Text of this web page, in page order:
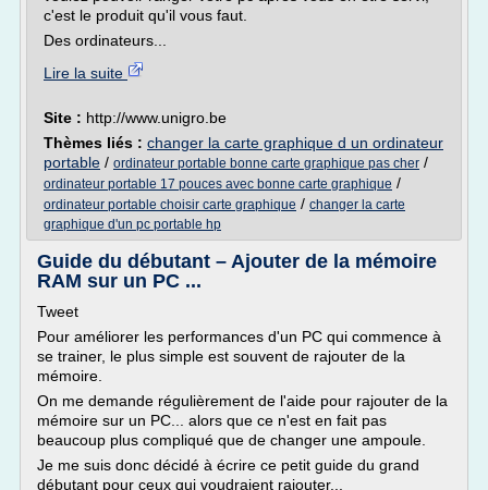
c'est le produit qu'il vous faut.
Des ordinateurs...
Lire la suite
Site : http://www.unigro.be
Thèmes liés : changer la carte graphique d un ordinateur
portable / ordinateur portable bonne carte graphique pas cher /
ordinateur portable 17 pouces avec bonne carte graphique /
ordinateur portable choisir carte graphique / changer la carte
graphique d'un pc portable hp
Guide du débutant – Ajouter de la mémoire
RAM sur un PC ...
Tweet
Pour améliorer les performances d'un PC qui commence à
se trainer, le plus simple est souvent de rajouter de la
mémoire.
On me demande régulièrement de l'aide pour rajouter de la
mémoire sur un PC... alors que ce n'est en fait pas
beaucoup plus compliqué que de changer une ampoule.
Je me suis donc décidé à écrire ce petit guide du grand
débutant pour ceux qui voudraient rajouter...